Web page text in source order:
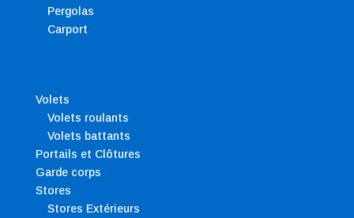
Pergolas
Carport
Volets
Volets roulants
Volets battants
Portails et Clôtures
Garde corps
Stores
Stores Extérieurs